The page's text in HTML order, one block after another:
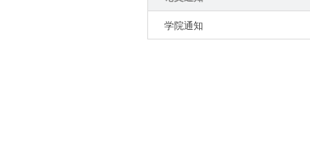
学院通知